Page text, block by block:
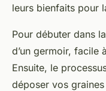
leurs bienfaits pour
Pour débuter dans
d’un germoir, facile
Ensuite, le
déposer vos